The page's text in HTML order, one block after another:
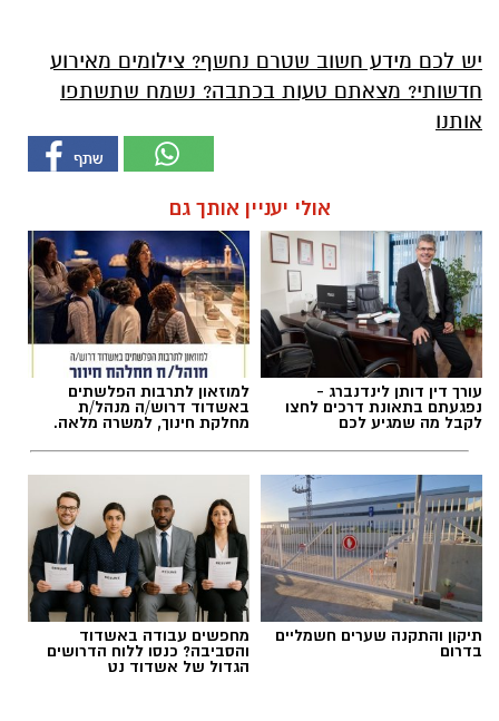
יש לכם מידע חשוב שטרם נחשף? צילומים מאירוע
חדשותי? מצאתם טעות בכתבה? נשמח שתשתפו
אותנו
אולי יעניין אותך גם
עורך דין דותן לינדנברג -
נפגעתם בתאונת דרכים לחצו
לקבל מה שמגיע לכם
למוזאון לתרבות הפלשתים
באשדוד דרוש/ה מנהל/ת
מחלקת חינוך, למשרה מלאה.
תיקון והתקנה שערים חשמליים
בדרום
מחפשים עבודה באשדוד
והסביבה? כנסו ללוח הדרושים
הגדול של אשדוד נט